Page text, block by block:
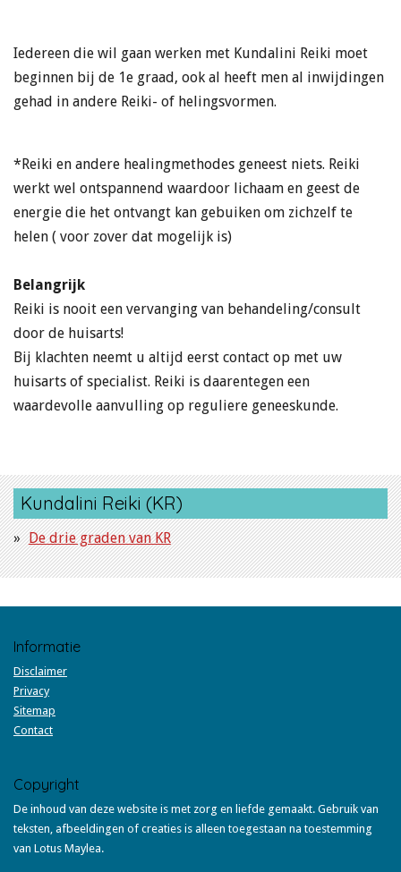
Iedereen die wil gaan werken met Kundalini Reiki moet
beginnen bij de 1e graad, ook al heeft men al inwijdingen
gehad in andere Reiki- of helingsvormen.
*Reiki en andere healingmethodes geneest niets. Reiki
werkt wel ontspannend waardoor lichaam en geest de
energie die het ontvangt kan gebuiken om zichzelf te
helen ( voor zover dat mogelijk is)
Belangrijk
Reiki is nooit een vervanging van behandeling/consult
door de huisarts!
Bij klachten neemt u altijd eerst contact op met uw
huisarts of specialist. Reiki is daarentegen een
waardevolle aanvulling op reguliere geneeskunde.
Kundalini Reiki (KR)
De drie graden van KR
Informatie
Disclaimer
Privacy
Sitemap
Contact
Copyright
De inhoud van deze website is met zorg en liefde gemaakt. Gebruik van
teksten, afbeeldingen of creaties is alleen toegestaan na toestemming
van Lotus Maylea.